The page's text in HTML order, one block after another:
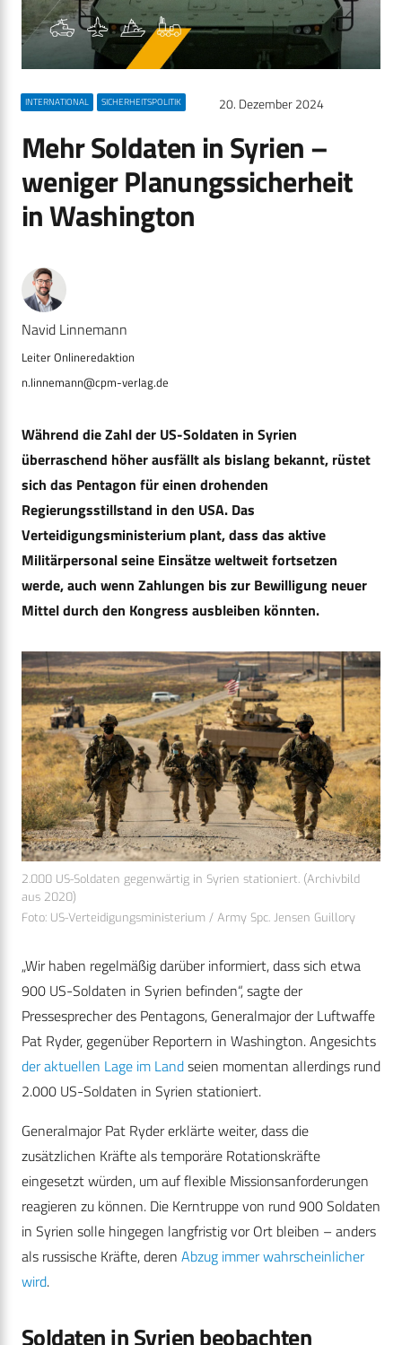
INTERNATIONAL SICHERHEITSPOLITIK 20. Dezember 2024
Mehr Soldaten in Syrien –
weniger Planungssicherheit
in Washington
Navid Linnemann
n.linnemann@cpm-verlag.de
Während die Zahl der US-Soldaten in Syrien
überraschend höher ausfällt als bislang bekannt, rüstet
sich das Pentagon für einen drohenden
Regierungsstillstand in den USA. Das
Verteidigungsministerium plant, dass das aktive
Militärpersonal seine Einsätze weltweit fortsetzen
werde, auch wenn Zahlungen bis zur Bewilligung neuer
Mittel durch den Kongress ausbleiben könnten.
2.000 US-Soldaten gegenwärtig in Syrien stationiert. (Archivbild
aus 2020)
Foto: US-Verteidigungsministerium / Army Spc. Jensen Guillory
„Wir haben regelmäßig darüber informiert, dass sich etwa
900 US-Soldaten in Syrien befinden“, sagte der
Pressesprecher des Pentagons, Generalmajor der Luftwaffe
Pat Ryder, gegenüber Reportern in Washington. Angesichts
der aktuellen Lage im Landseien momentan allerdings rund
2.000 US-Soldaten in Syrien stationiert.
Generalmajor Pat Ryder erklärte weiter, dass die
zusätzlichen Kräfte als temporäre Rotationskräfte
eingesetzt würden, um auf flexible Missionsanforderungen
reagieren zu können. Die Kerntruppe von rund 900 Soldaten
in Syrien solle hingegen langfristig vor Ort bleiben – anders
als russische Kräfte, deren Abzug immer wahrscheinlicher
wird.
Soldaten in Syrien beobachten